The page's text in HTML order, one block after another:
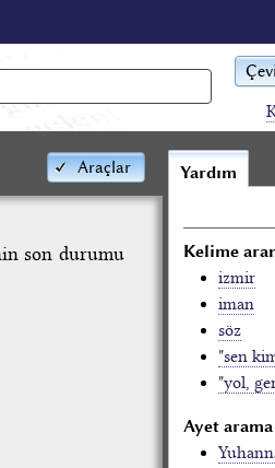
Araçlar
son durumu
Yardım
Kelime
izmir
iman
söz
"sen
"yol,
Ayet